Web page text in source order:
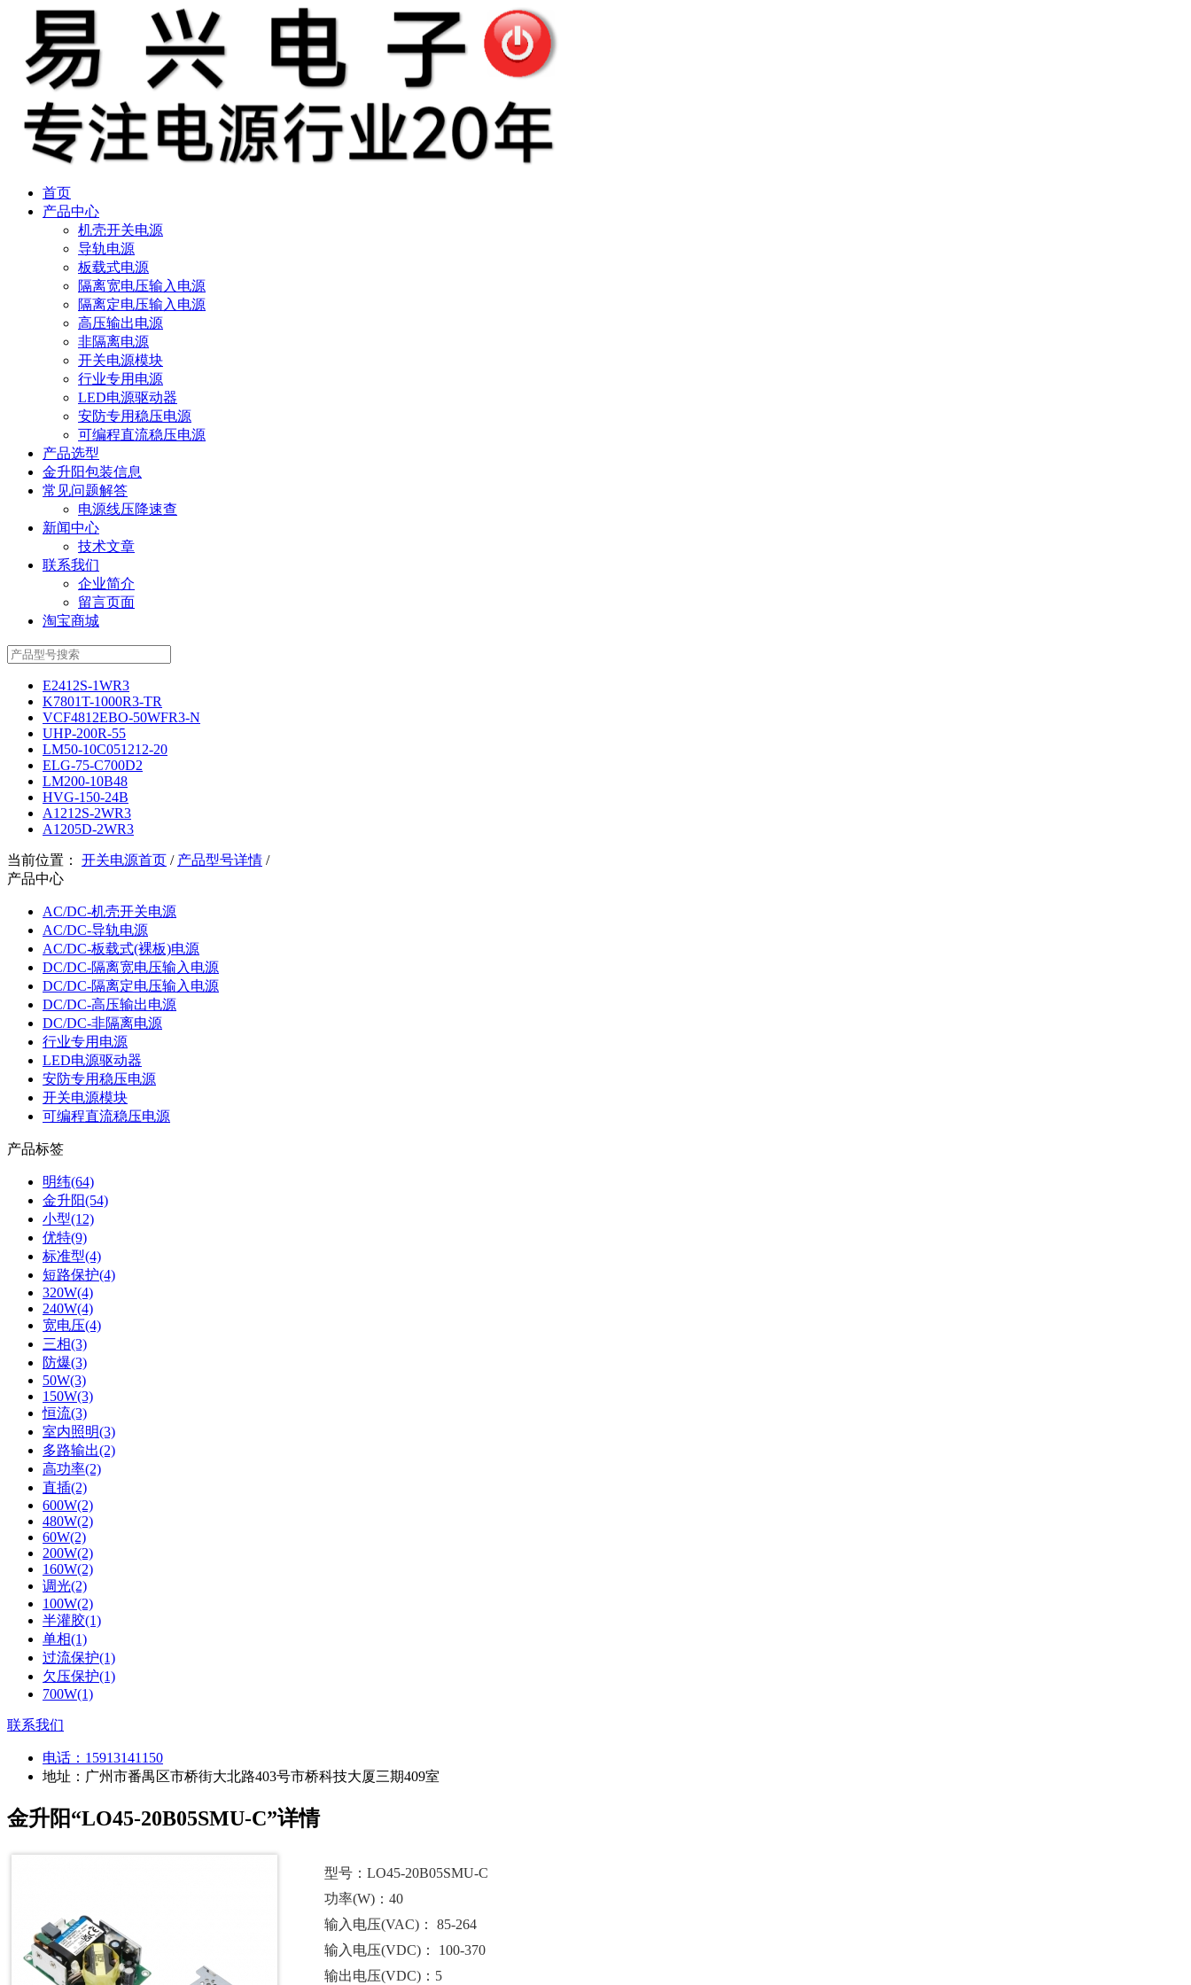
首页
产品中心
机壳开关电源
导轨电源
板载式电源
隔离宽电压输入电源
隔离定电压输入电源
高压输出电源
非隔离电源
开关电源模块
行业专用电源
LED电源驱动器
安防专用稳压电源
可编程直流稳压电源
产品选型
金升阳包装信息
常见问题解答
电源线压降速查
新闻中心
技术文章
联系我们
企业简介
留言页面
淘宝商城
E2412S-1WR3
K7801T-1000R3-TR
VCF4812EBO-50WFR3-N
UHP-200R-55
LM50-10C051212-20
ELG-75-C700D2
LM200-10B48
HVG-150-24B
A1212S-2WR3
A1205D-2WR3
当前位置： 开关电源首页 / 产品型号详情 /
产品中心
AC/DC-机壳开关电源
AC/DC-导轨电源
AC/DC-板载式(裸板)电源
DC/DC-隔离宽电压输入电源
DC/DC-隔离定电压输入电源
DC/DC-高压输出电源
DC/DC-非隔离电源
行业专用电源
LED电源驱动器
安防专用稳压电源
开关电源模块
可编程直流稳压电源
产品标签
明纬(64)
金升阳(54)
小型(12)
优特(9)
标准型(4)
短路保护(4)
320W(4)
240W(4)
宽电压(4)
三相(3)
防爆(3)
50W(3)
150W(3)
恒流(3)
室内照明(3)
多路输出(2)
高功率(2)
直插(2)
600W(2)
480W(2)
60W(2)
200W(2)
160W(2)
调光(2)
100W(2)
半灌胶(1)
单相(1)
过流保护(1)
欠压保护(1)
700W(1)
联系我们
电话： 15913141150
地址：广州市番禺区市桥街大北路403号市桥科技大厦三期409室
金升阳“LO45-20B05SMU-C”详情
型号：LO45-20B05SMU-C
功率(W)：40
输入电压(VAC)： 85-264
输入电压(VDC)： 100-370
输出电压(VDC)：5